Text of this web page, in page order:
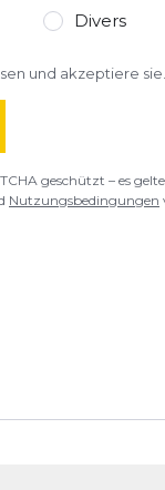
Divers
und akzeptiere sie.
geschützt – es
Nutzungsbedingungen